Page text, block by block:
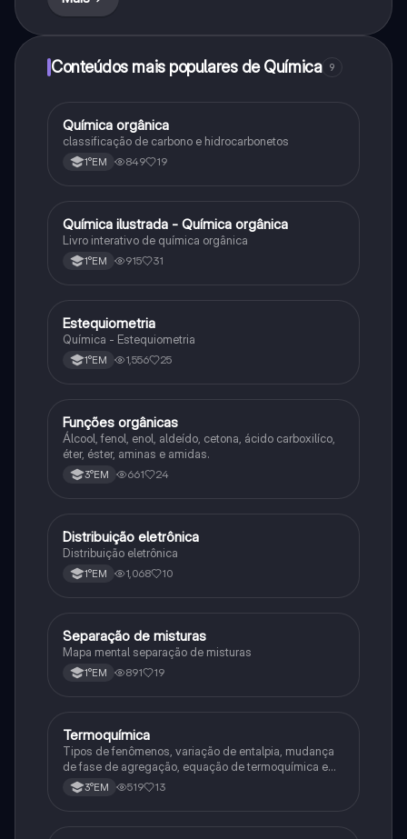
Conteúdos mais populares de Química 9
Química
Química orgânica
classificação de carbono e hidrocarbonetos
1°EM 849 19
Química
Química ilustrada - Química orgânica
Livro interativo de química orgânica
1°EM 915 31
Química
Estequiometria
Química - Estequiometria
1°EM 1,556 25
Química
Funções orgânicas
Álcool, fenol, enol, aldeído, cetona, ácido carboxilíco,
éter, éster, aminas e amidas.
3°EM 661 24
Química
Distribuição eletrônica
Distribuição eletrônica
1°EM 1,068 10
Química
Separação de misturas
Mapa mental separação de misturas
1°EM 891 19
Química
Termoquímica
Tipos de fenômenos, variação de entalpia, mudança
de fase de agregação, equação de termoquímica e
entalpia de formação
3°EM 519 13